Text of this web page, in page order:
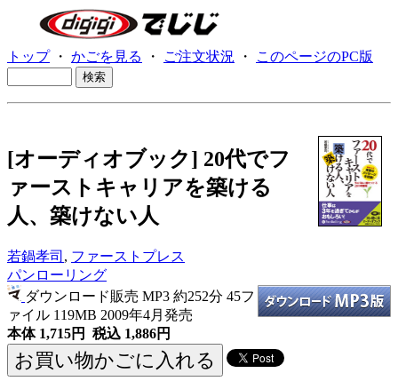
トップ・ かごを見る ・ ご注文状況 ・ このページのPC版
[オーディオブック] 20代でフ
ァーストキャリアを築ける
人、築けない人
若鍋孝司 , ファーストプレス
パンローリング
ダウンロード販売 MP3 約252分 45フ
ァイル 119MB 2009年4月発売
本体 1,715円 税込 1,886円